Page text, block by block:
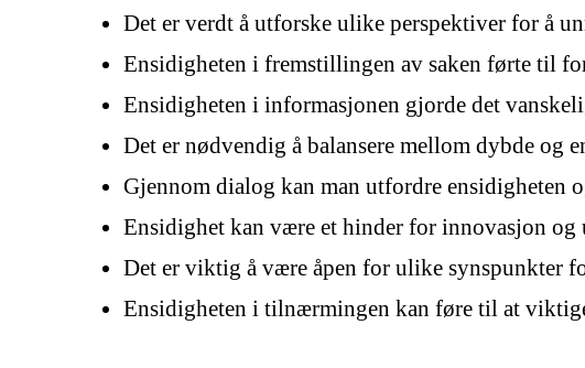
Det er verdt å utforske ulike perspektiver for å
Ensidigheten i fremstillingen av saken førte til
Ensidigheten i informasjonen gjorde det
Det er nødvendig å balansere mellom dybde og
Gjennom dialog kan man utfordre ensidigheten
Ensidighet kan være et hinder for innovasjon
Det er viktig å være åpen for ulike synspunkter
Ensidigheten i tilnærmingen kan føre til at